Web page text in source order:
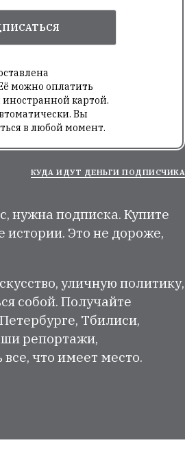
можно оплатить
картой.
Вы
в любой момент.
КУДА ИДУТ ДЕНЬГИ ПОДПИСЧИКА
нужна подписка. Купите
Это не дороже,
уличную политику,
собой. Получайте
Тбилиси,
репортажи,
что имеет место.